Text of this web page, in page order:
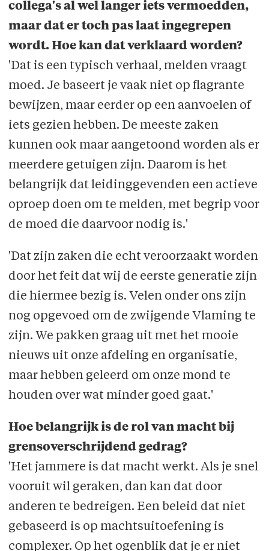
collega's al wel langer iets vermoedden,
maar dat er toch pas laat ingegrepen
wordt. Hoe kan dat verklaard worden?
'Dat is een typisch verhaal, melden vraagt
moed. Je baseert je vaak niet op flagrante
bewijzen, maar eerder op een aanvoelen of
iets gezien hebben. De meeste zaken
kunnen ook maar aangetoond worden als er
meerdere getuigen zijn. Daarom is het
belangrijk dat leidinggevenden een actieve
oproep doen om te melden, met begrip voor
de moed die daarvoor nodig is.'
'Dat zijn zaken die echt veroorzaakt worden
door het feit dat wij de eerste generatie zijn
die hiermee bezig is. Velen onder ons zijn
nog opgevoed om de zwijgende Vlaming te
zijn. We pakken graag uit met het mooie
nieuws uit onze afdeling en organisatie,
maar hebben geleerd om onze mond te
houden over wat minder goed gaat.'
Hoe belangrijk is de rol van macht bij
grensoverschrijdend gedrag?
'Het jammere is dat macht werkt. Als je snel
vooruit wil geraken, dan kan dat door
anderen te bedreigen. Een beleid dat niet
gebaseerd is op machtsuitoefening is
complexer. Op het ogenblik dat je er niet